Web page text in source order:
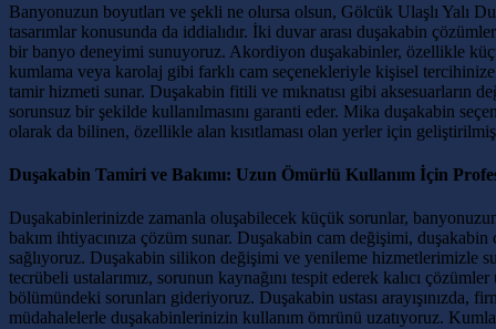
Banyonuzun boyutları ve şekli ne olursa olsun, Gölcük Ulaşlı Yalı
tasarımlar konusunda da iddialıdır. İki duvar arası duşakabin
bir banyo deneyimi sunuyoruz. Akordiyon duşakabinler, özellikle
kumlama veya karolaj gibi farklı cam seçenekleriyle kişisel
tamir hizmeti sunar. Duşakabin fitili ve mıknatısı gibi aksesuarların
sorunsuz bir şekilde kullanılmasını garanti eder. Mika duşakabin
olarak da bilinen, özellikle alan kısıtlaması olan yerler için
Duşakabin Tamiri ve Bakımı: Uzun Ömürlü Kullanım İçin
Duşakabinlerinizde zamanla oluşabilecek küçük sorunlar,
bakım ihtiyacınıza çözüm sunar. Duşakabin cam değişimi,
sağlıyoruz. Duşakabin silikon değişimi ve yenileme hizmetlerimizle
tecrübeli ustalarımız, sorunun kaynağını tespit ederek kalıcı
bölümündeki sorunları gideriyoruz. Duşakabin ustası arayışınızda,
müdahalelerle duşakabinlerinizin kullanım ömrünü uzatıyoruz.